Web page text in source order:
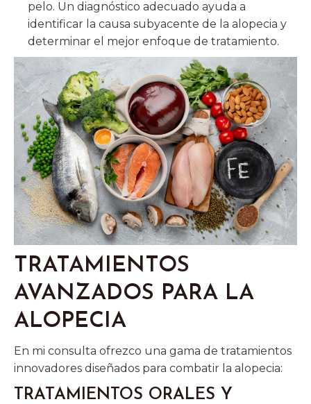
pelo. Un diagnóstico adecuado ayuda a
identificar la causa subyacente de la alopecia y
determinar el mejor enfoque de tratamiento.
TRATAMIENTOS
AVANZADOS PARA LA
ALOPECIA
En mi consulta ofrezco una gama de tratamientos
innovadores diseñados para combatir la alopecia:
TRATAMIENTOS ORALES Y